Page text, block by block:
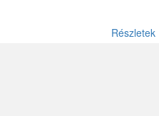
Részletek